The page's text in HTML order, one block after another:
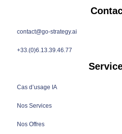
contact@go-strategy.ai
+33.(0)6.13.39.46.77
Cas d’usage IA
Nos Services
Nos Offres